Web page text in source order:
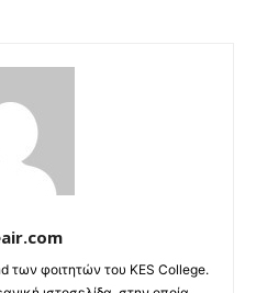
των φοιτητών του KES College.